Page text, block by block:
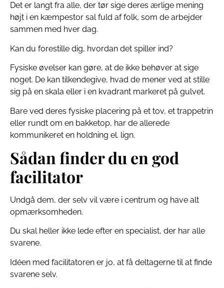
Det er langt fra alle, der tør sige deres ærlige mening
højt i en kæmpestor sal fuld af folk, som de arbejder
sammen med hver dag.
Kan du forestille dig, hvordan det spiller ind?
Fysiske øvelser kan gøre, at de ikke behøver at sige
noget. De kan tilkendegive, hvad de mener ved at stille
sig på en skala eller i en kvadrant markeret på gulvet.
Bare ved deres fysiske placering på et tov, et trappetrin
eller rundt om en bakketop, har de allerede
kommunikeret en holdning el. lign.
Sådan finder du en god
facilitator
Undgå dem, der selv vil være i centrum og have alt
opmærksomheden.
Du skal heller ikke lede efter en specialist, der har alle
svarene.
Idéen med facilitatoren er jo, at få deltagerne til at finde
svarene selv.